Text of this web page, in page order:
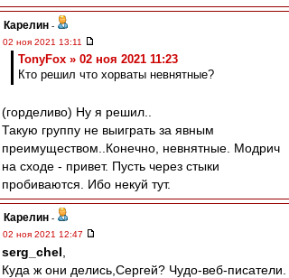
Карелин -
02 ноя 2021 13:11
TonyFox » 02 ноя 2021 11:23
Кто решил что хорваты невнятные?
(горделиво) Ну я решил..
Такую группу не выиграть за явным
преимуществом..Конечно, невнятные. Модрич
на сходе - привет. Пусть через стыки
пробиваются. Ибо некуй тут.
Карелин -
02 ноя 2021 12:47
serg_chel
Куда ж они делись,Сергей? Чудо-веб-писатели.